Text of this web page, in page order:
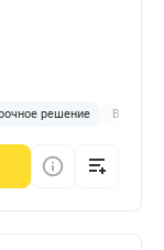
решение